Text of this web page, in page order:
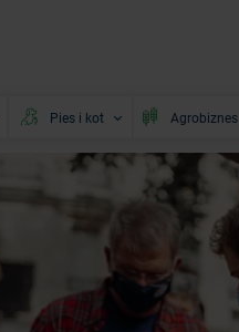
Pies i kot Agrobiznes